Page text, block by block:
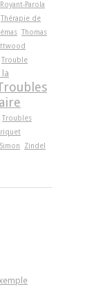
Parola
Thérapie de
Thomas
Trouble
Troubles
Zindel